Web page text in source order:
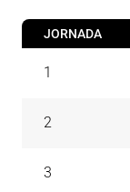
JORNADA
1
2
3